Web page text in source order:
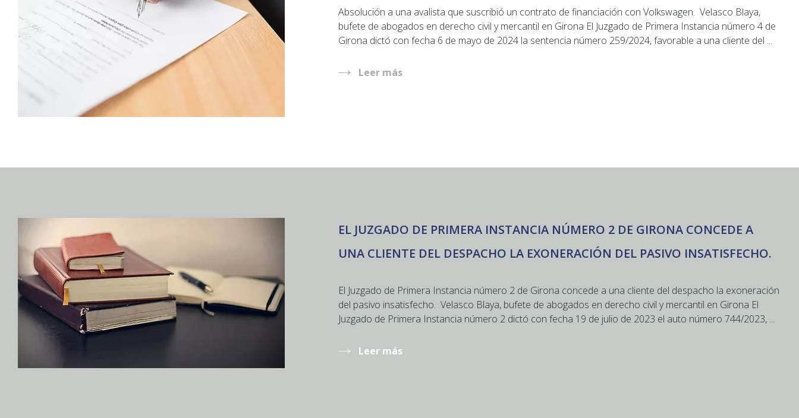
Absolución a una avalista que suscribió un contrato de financiación con Volkswagen. Velasco Blaya,
bufete de abogados en derecho civil y mercantil en Girona El Juzgado de Primera Instancia número 4 de
Girona dictó con fecha 6 de mayo de 2024 la sentencia número 259/2024, favorable a una cliente del ...
Leer más
EL JUZGADO DE PRIMERA INSTANCIA NÚMERO 2 DE GIRONA CONCEDE A
UNA CLIENTE DEL DESPACHO LA EXONERACIÓN DEL PASIVO INSATISFECHO.
El Juzgado de Primera Instancia número 2 de Girona concede a una cliente del despacho la exoneración
del pasivo insatisfecho. Velasco Blaya, bufete de abogados en derecho civil y mercantil en Girona El
Juzgado de Primera Instancia número 2 dictó con fecha 19 de julio de 2023 el auto número 744/2023, ...
Leer más